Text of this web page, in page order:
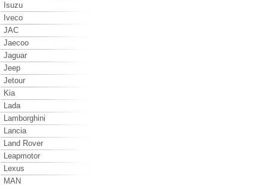
Isuzu
Iveco
JAC
Jaecoo
Jaguar
Jeep
Jetour
Kia
Lada
Lamborghini
Lancia
Land Rover
Leapmotor
Lexus
MAN